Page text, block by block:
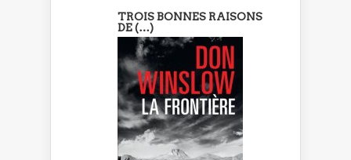
TROIS BONNES RAISONS
DE (…)